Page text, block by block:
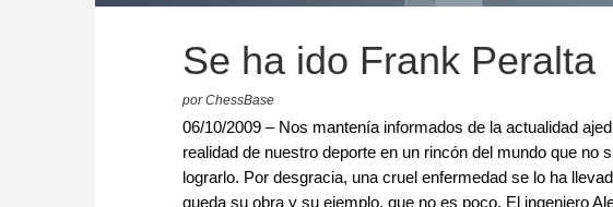
Se ha ido Frank Peralta
por ChessBase
06/10/2009 – Nos mantenía informados de la actualidad
realidad de nuestro deporte en un rincón del mundo que no
lograrlo. Por desgracia, una cruel enfermedad se lo ha
queda su obra y su ejemplo, que no es poco. El ingeniero